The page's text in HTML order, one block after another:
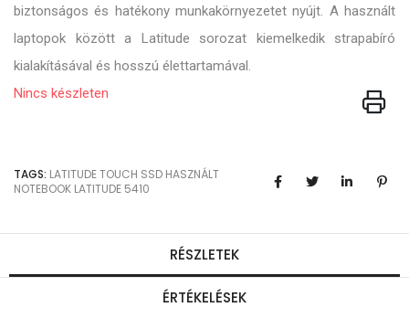
biztonságos és hatékony munkakörnyezetet nyújt. A használt
laptopok között a Latitude sorozat kiemelkedik strapabíró
kialakításával és hosszú élettartamával.
Nincs készleten
TAGS: LATITUDETOUCH SSD HASZNÁLT
NOTEBOOK LATITUDE 5410
RÉSZLETEK
ÉRTÉKELÉSEK